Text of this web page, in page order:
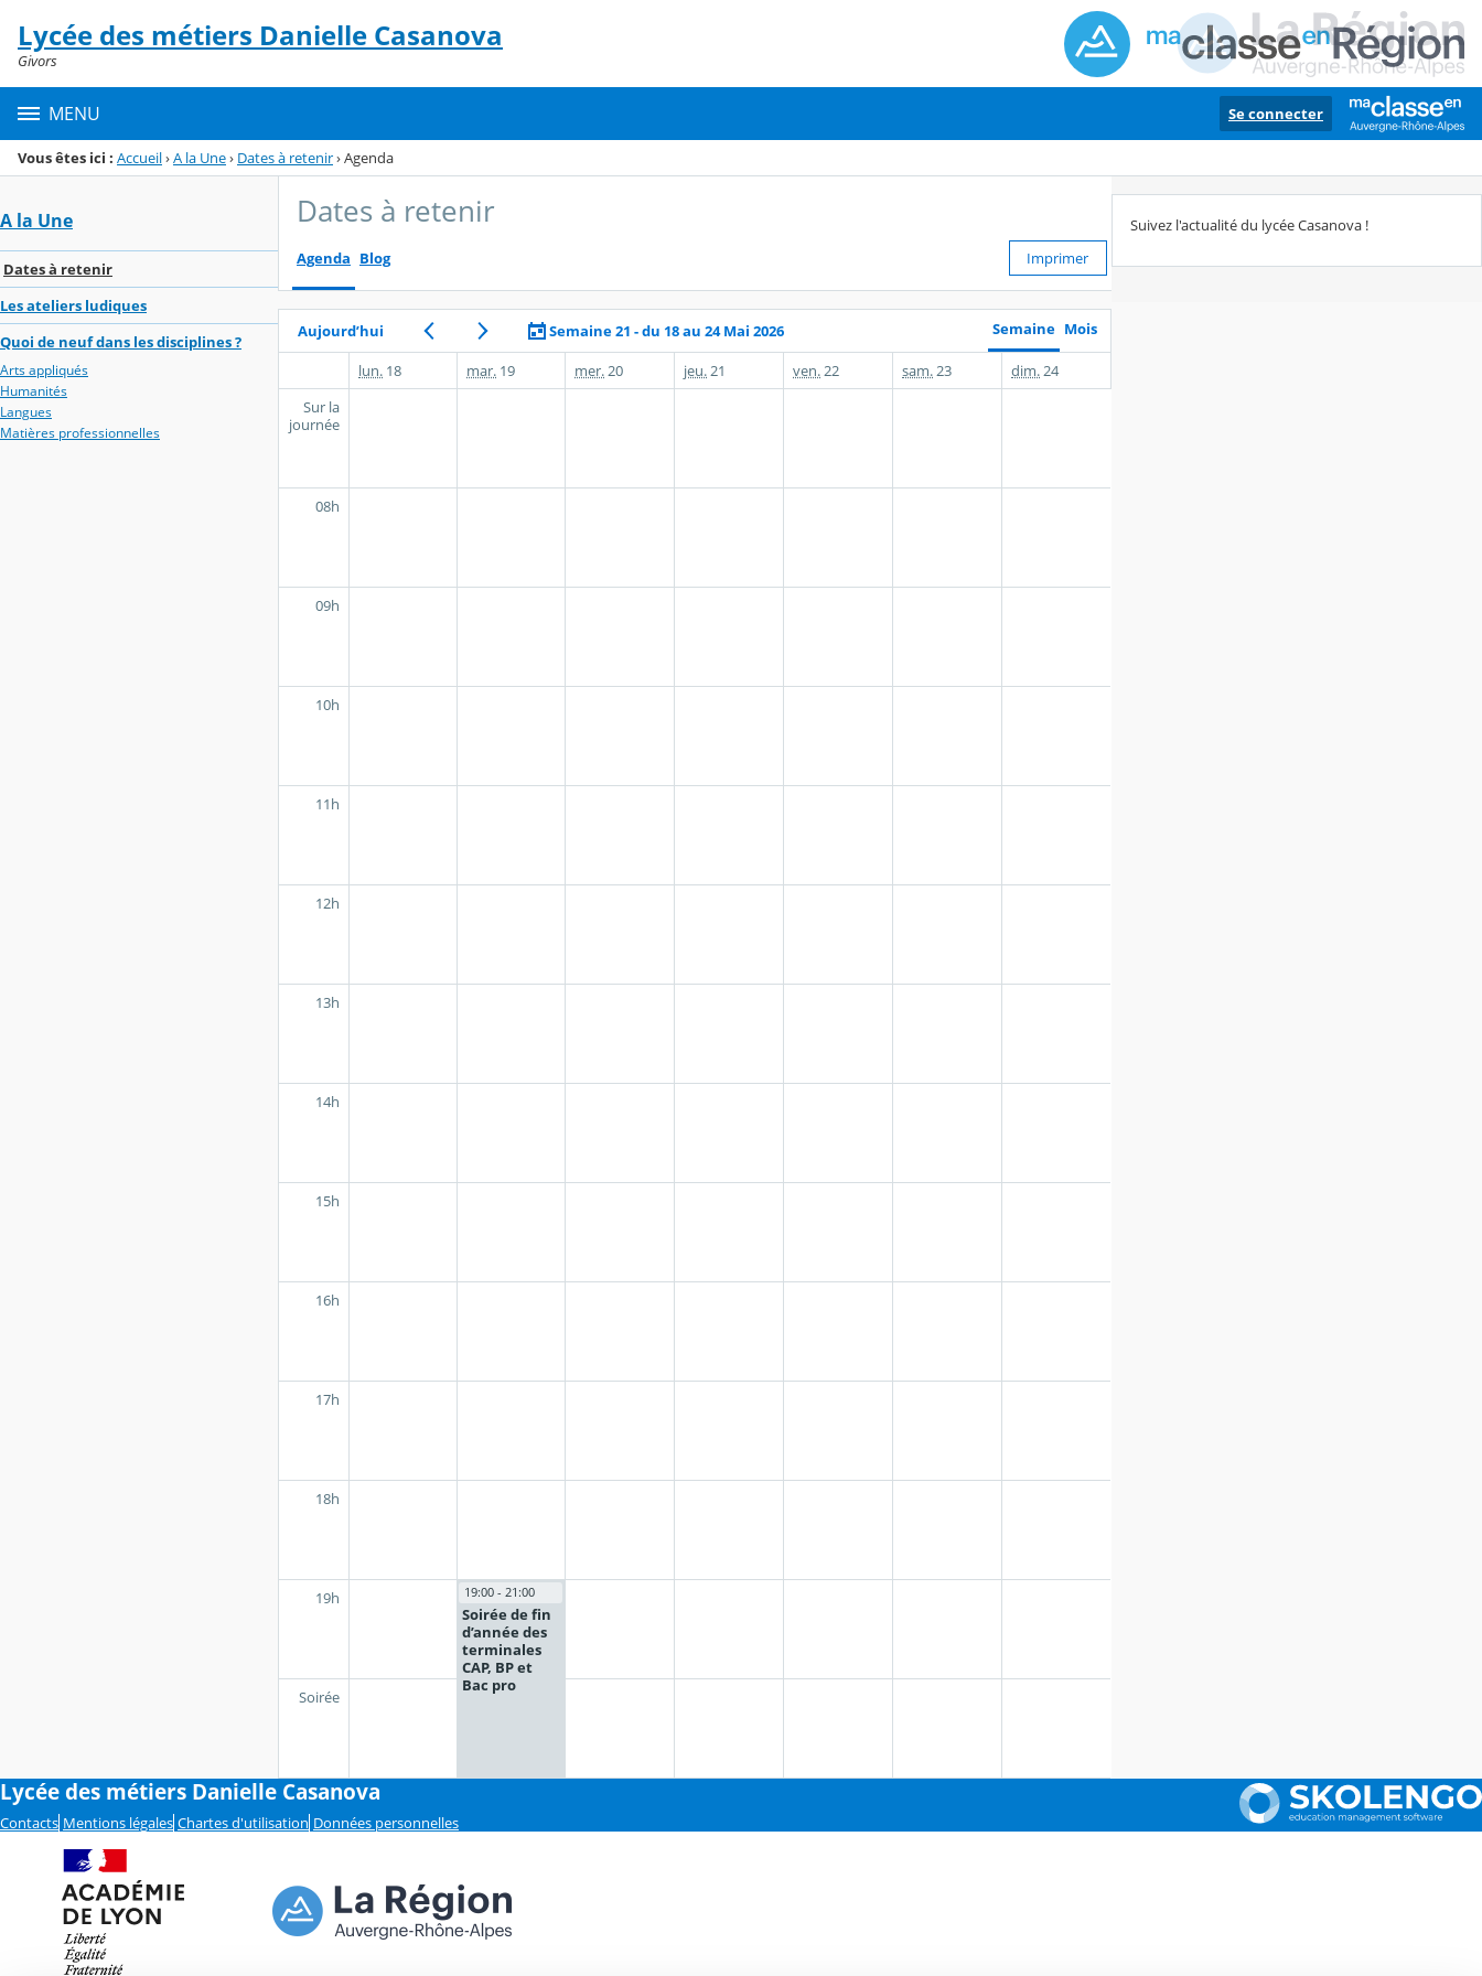
Menu de la rubrique
Contenu
Lycée des métiers Danielle Casanova
Givors
MENU Se connecter
Vous êtes ici : Accueil›A la Une› Dates à retenir›Agenda
A la Une
Dates à retenir
Les ateliers ludiques
Quoi de neuf dans les disciplines ?
Arts appliqués
Humanités
Langues
Matières professionnelles
Dates à retenir
Agenda Blog Imprimer
Aujourd’hui Semaine 21 - du 18 au 24 Mai 2026 Semaine Mois
19:00 - 21:00
Soirée de fin
d’année des
terminales
CAP, BP et
Bac pro
lun. 18 mar. 19 mer. 20 jeu. 21 ven. 22 sam. 23 dim. 24
Sur la
journée
08h
09h
10h
11h
12h
13h
14h
15h
16h
17h
18h
19h
Soirée
Suivez l'actualité du lycée Casanova !
Lycée des métiers Danielle Casanova
Contacts Mentions légales Chartes d'utilisation Données personnelles